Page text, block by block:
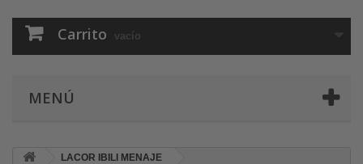
Carrito vacío
MENÚ
LACOR IBILI MENAJE